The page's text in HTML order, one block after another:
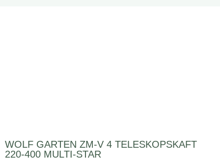
WOLF GARTEN ZM-V 4 TELESKOPSKAFT
220-400 MULTI-STAR